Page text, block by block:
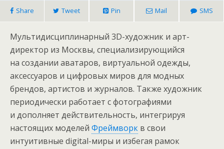
Share Tweet Pin Mail SMS
Мультидисциплинарный 3D-художник и арт-
директор из Москвы, специализирующийся
на создании аватаров, виртуальной одежды,
аксессуаров и цифровых миров для модных
брендов, артистов и журналов. Также художник
периодически работает с фотографиями
и дополняет действительность, интегрируя
настоящих моделей Фреймворк в свои
интуитивные digital-миры и избегая рамок